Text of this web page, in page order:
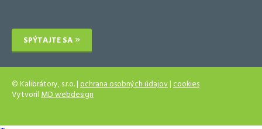
SPÝTAJTE SA
© Kalibrátory, s.r.o. |ochrana osobných údajov|cookies
VytvorilMD webdesign